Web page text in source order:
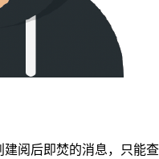
阅后即焚的消息，只能查